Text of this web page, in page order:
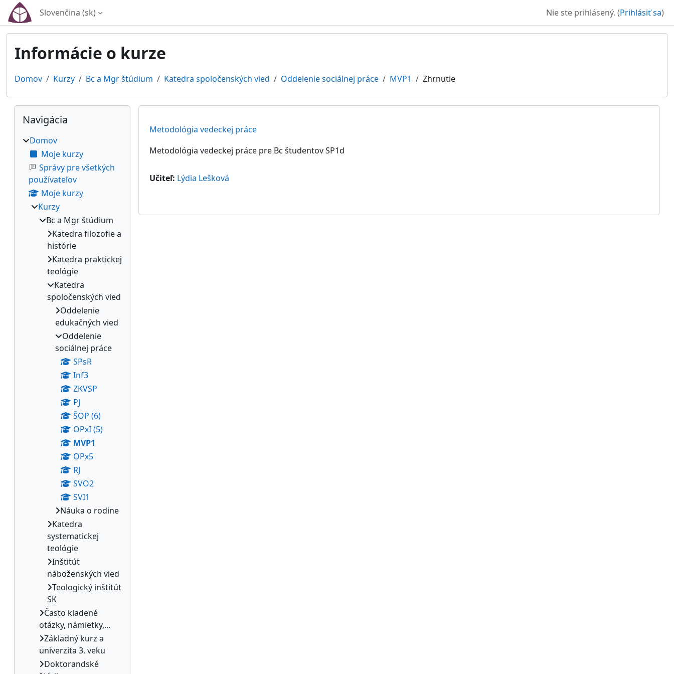
Preskočiť na hlavný obsah
Slovenčina ‎(sk)‎ Nie ste prihlásený. (Prihlásiť sa)
Informácie o kurze
Domov Kurzy Bc a Mgr štúdium Katedra spoločenských vied Oddelenie sociálnej práce MVP1 Zhrnutie
Metodológia vedeckej práce
Metodológia vedeckej práce pre Bc študentov SP1d
Učiteľ: Lýdia Lešková
Bloky
Preskočiť Navigácia
Navigácia
Domov
Moje kurzy
Správy pre všetkých
používateľov
Moje kurzy
Kurzy
Bc a Mgr štúdium
Katedra filozofie a
histórie
Katedra praktickej
teológie
Katedra
spoločenských vied
Oddelenie
edukačných vied
Oddelenie
sociálnej práce
SPsR
Inf3
ZKVSP
PJ
ŠOP (6)
OPxI (5)
MVP1
OPx5
RJ
SVO2
SVI1
Náuka o rodine
Katedra
systematickej
teológie
Inštitút
náboženských vied
Teologický inštitút
SK
Často kladené
otázky, námietky,...
Základný kurz a
univerzita 3. veku
Doktorandské